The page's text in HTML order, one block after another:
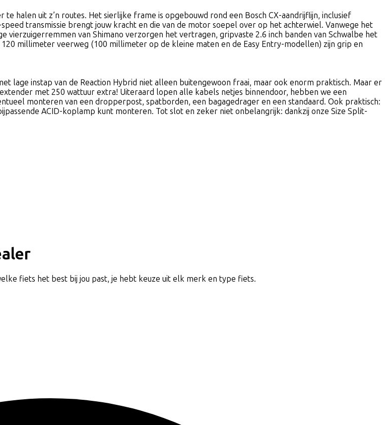
halen uit z’n routes. Het sierlijke frame is opgebouwd rond een Bosch CX-aandrijflijn, inclusief
transmissie brengt jouw kracht en die van de motor soepel over op het achterwiel. Vanwege het
van Shimano verzorgen het vertragen, gripvaste 2.6 inch banden van Schwalbe het
millimeter veerweg (100 millimeter op de kleine maten en de Easy Entry-modellen) zijn grip en
lage instap van de Reaction Hybrid niet alleen buitengewoon fraai, maar ook enorm praktisch. Maar er
met 250 wattuur extra! Uiteraard lopen alle kabels netjes binnendoor, hebben we een
monteren van een dropperpost, spatborden, een bagagedrager en een standaard. Ook praktisch:
ACID-koplamp kunt monteren. Tot slot en zeker niet onbelangrijk: dankzij onze Size Split-
fiets het best bij jou past, je hebt keuze uit elk merk en type fiets.